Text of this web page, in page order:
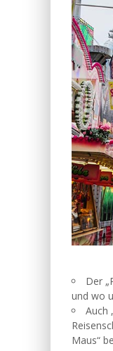
Der
und wo
Auch
Maus“